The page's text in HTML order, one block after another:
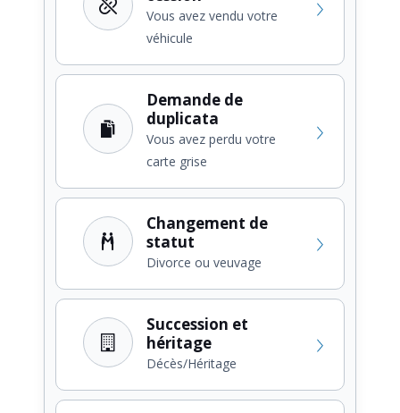
Vous avez vendu votre
véhicule
Demande de
duplicata
Vous avez perdu votre
carte grise
Changement de
statut
Divorce ou veuvage
Succession et
héritage
Décès/Héritage